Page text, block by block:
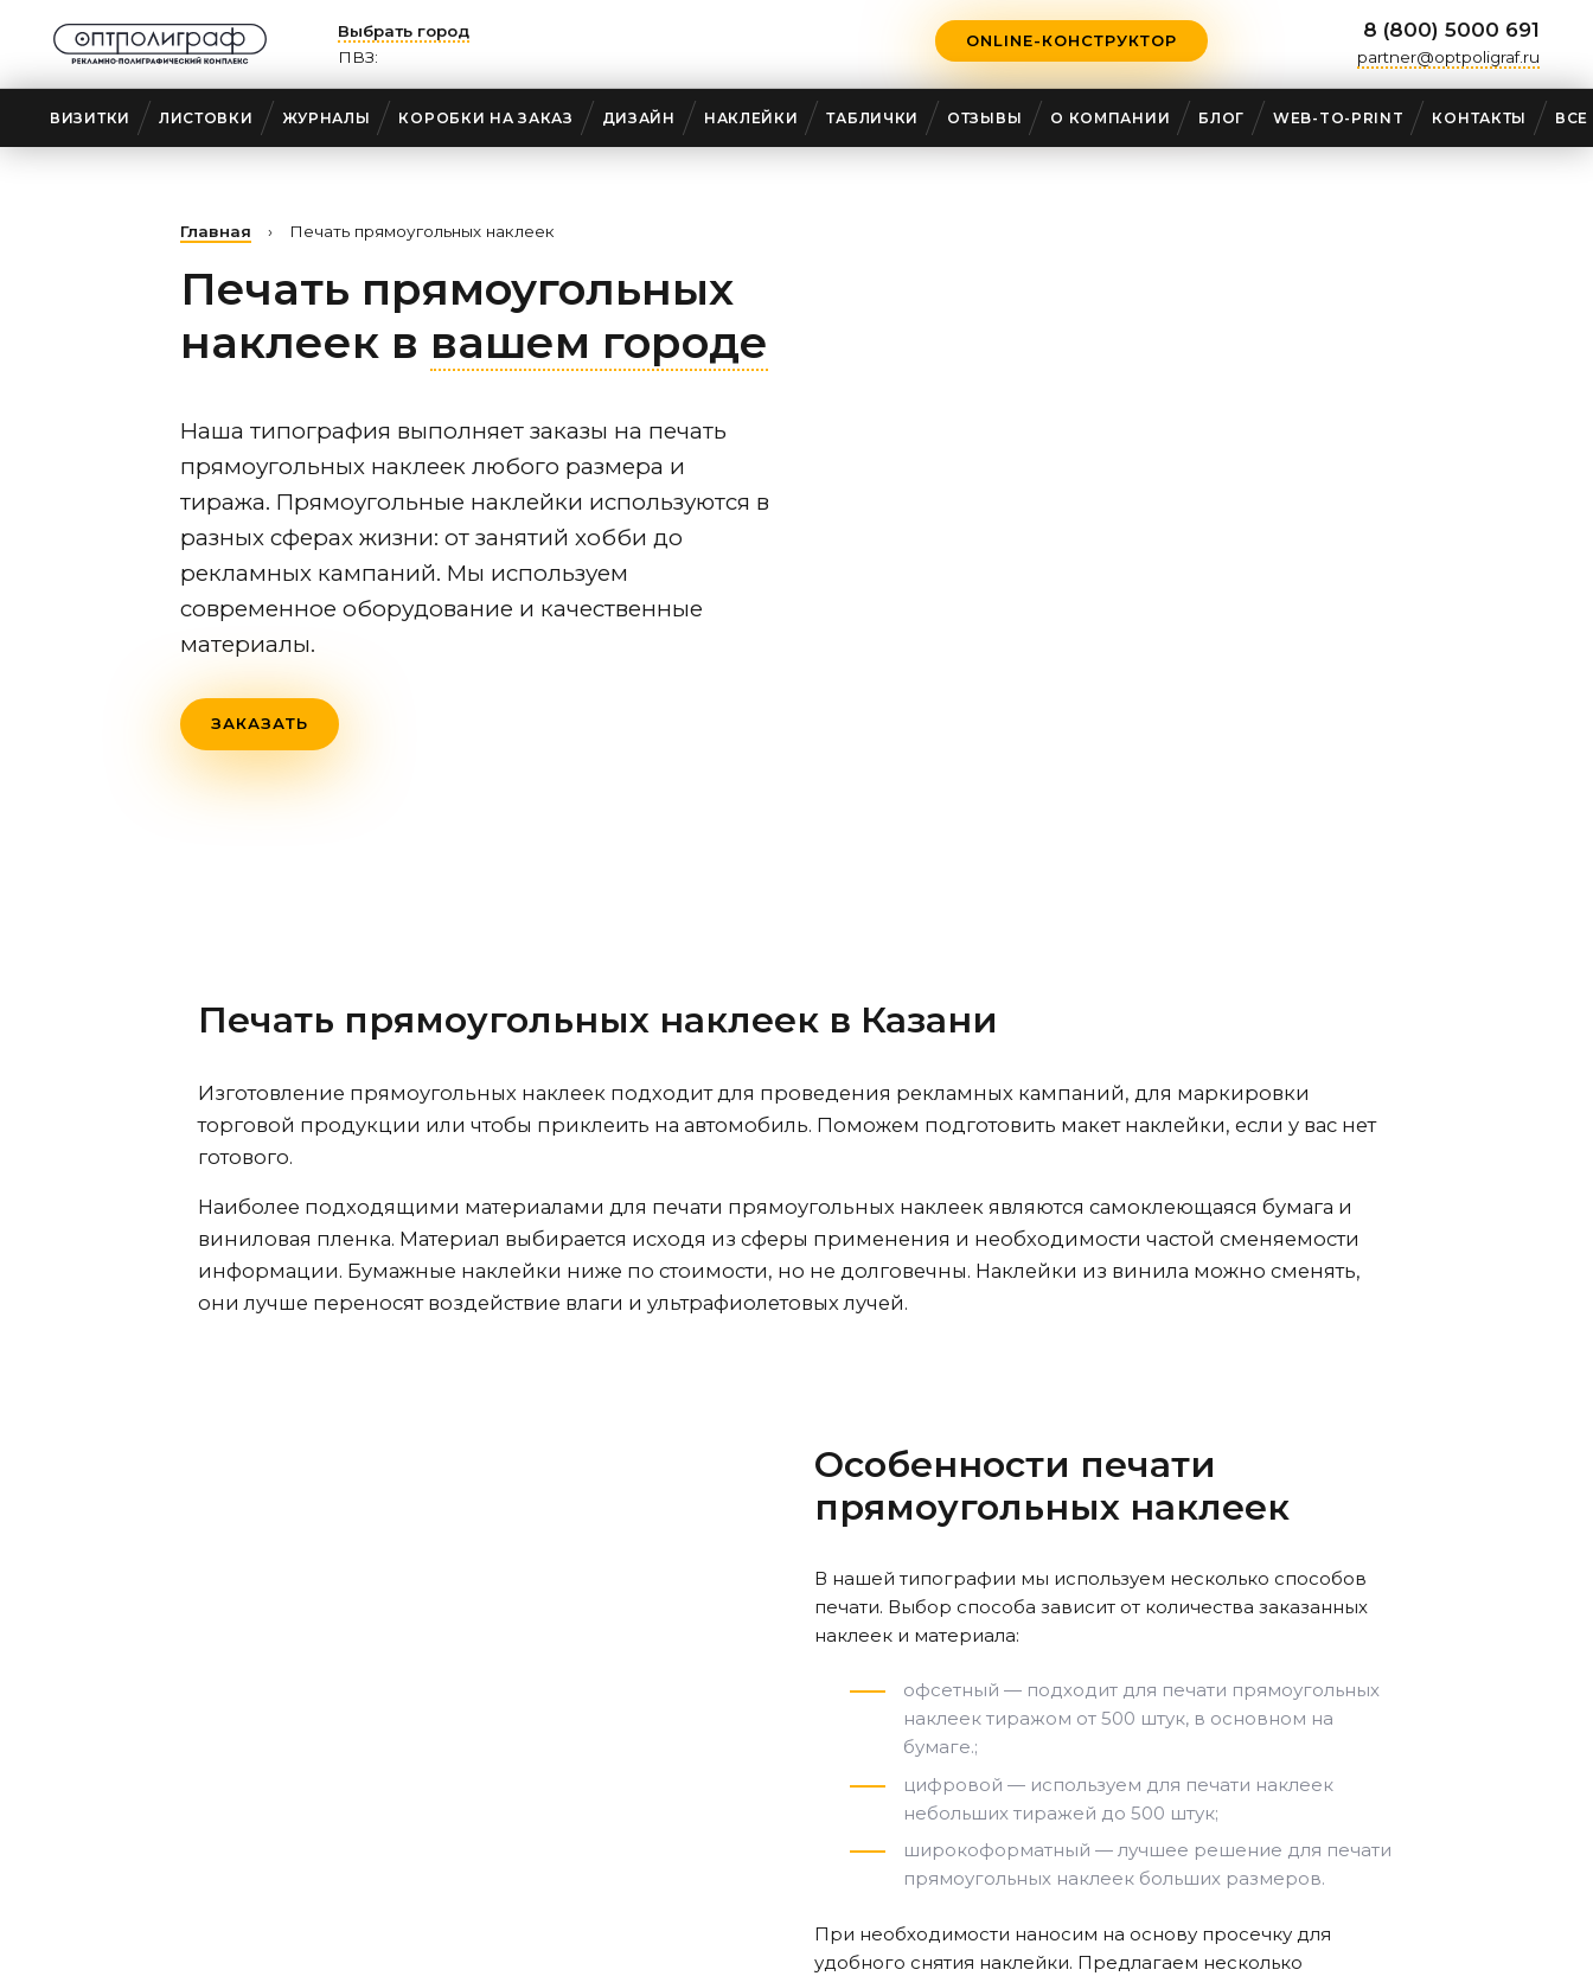
Выбрать город
ПВЗ:
ONLINE-КОНСТРУКТОР 8 (800) 5000 691
partner@optpoligraf.ru
ВИЗИТКИ ЛИСТОВКИ ЖУРНАЛЫ КОРОБКИ НА ЗАКАЗ ДИЗАЙН НАКЛЕЙКИ ТАБЛИЧКИ ОТЗЫВЫ О КОМПАНИИ БЛОГ WEB-TO-PRINT КОНТАКТЫ ВСЕ
Главная › Печать прямоугольных наклеек
Печать прямоугольных
наклеек в вашем городе
Наша типография выполняет заказы на печать
прямоугольных наклеек любого размера и
тиража. Прямоугольные наклейки используются в
разных сферах жизни: от занятий хобби до
рекламных кампаний. Мы используем
современное оборудование и качественные
материалы.
ЗАКАЗАТЬ
Печать прямоугольных наклеек в Казани
Изготовление прямоугольных наклеек подходит для проведения рекламных кампаний, для маркировки
торговой продукции или чтобы приклеить на автомобиль. Поможем подготовить макет наклейки, если у вас нет
готового.
Наиболее подходящими материалами для печати прямоугольных наклеек являются самоклеющаяся бумага и
виниловая пленка. Материал выбирается исходя из сферы применения и необходимости частой сменяемости
информации. Бумажные наклейки ниже по стоимости, но не долговечны. Наклейки из винила можно сменять,
они лучше переносят воздействие влаги и ультрафиолетовых лучей.
Особенности печати
прямоугольных наклеек
В нашей типографии мы используем несколько способов
печати. Выбор способа зависит от количества заказанных
наклеек и материала:
офсетный — подходит для печати прямоугольных
наклеек тиражом от 500 штук, в основном на
бумаге.;
цифровой — используем для печати наклеек
небольших тиражей до 500 штук;
широкоформатный — лучшее решение для печати
прямоугольных наклеек больших размеров.
При необходимости наносим на основу просечку для
удобного снятия наклейки. Предлагаем несколько